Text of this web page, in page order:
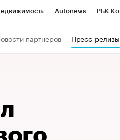
Autonews РБК
партнеров Пресс-релизы